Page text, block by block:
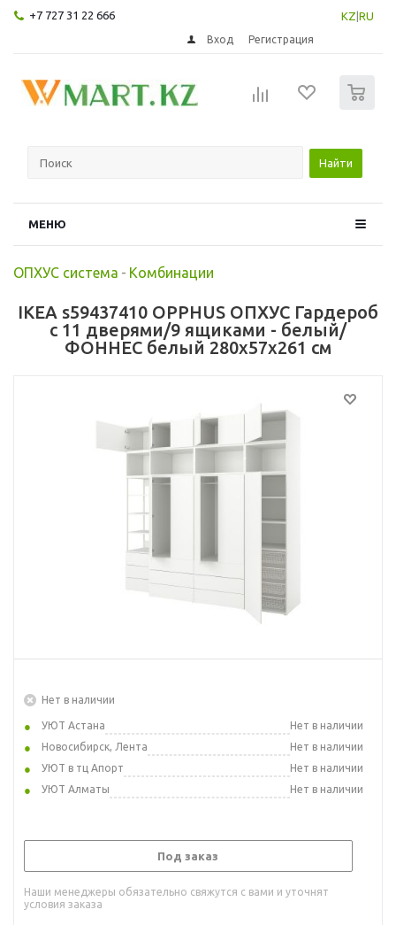
+7 727 31 22 666 KZ RU
Вход Регистрация
Найти
МЕНЮ
ОПХУС система - Комбинации
IKEA s59437410 OPPHUS ОПХУС Гардероб
с 11 дверями/9 ящиками - белый/
ФОННЕС белый 280x57x261 см
Нет в наличии
УЮТ Астана
Нет в наличии
Новосибирск, Лента
Нет в наличии
УЮТ в тц Апорт
Нет в наличии
УЮТ Алматы
Нет в наличии
Под заказ
Наши менеджеры обязательно свяжутся с вами и уточнят
условия заказа